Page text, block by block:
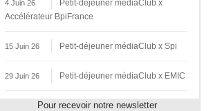
4 Juin 26
Petit-déjeuner médiaClub x
Accélérateur BpiFrance
15 Juin 26 Petit-déjeuner médiaClub x Spi
29 Juin 26 Petit-déjeuner médiaClub x EMIC
Pour recevoir notre newsletter